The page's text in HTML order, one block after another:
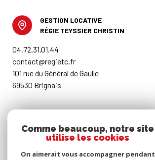
GESTION LOCATIVE
RÉGIE TEYSSIER CHRISTIN
04.72.31.01.44
contact@regietc.fr
101 rue du Général de Gaulle
69530 Brignais
Nos honoraires
Comme beaucoup, notre site
utilise les cookies
On aimerait vous accompagner pendant